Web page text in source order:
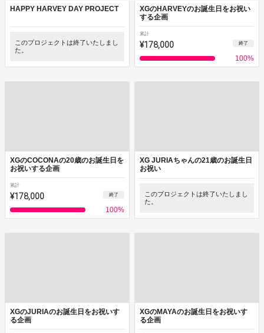
HAPPY HARVEY DAY PROJECT
このプロジェクトは終了いたしまし
た。
XGのHARVEYのお誕生日をお祝い
する企画
累計
¥178,000 終了
100%
XGのCOCONAの20歳のお誕生日を
お祝いする企画
累計
¥178,000 終了
100%
XG JURIAちゃんの21歳のお誕生日
お祝い
このプロジェクトは終了いたしまし
た。
XGのJURIAのお誕生日をお祝いす
る企画
XGのMAYAのお誕生日をお祝いす
る企画